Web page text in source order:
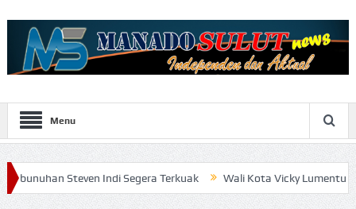
Menu
Indi Segera Terkuak Wali Kota Vicky Lumentut Serahkan